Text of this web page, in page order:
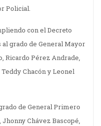
Policial.
con el Decreto
grado de General Mayor
Ricardo Pérez Andrade,
Chacón y Leonel
de General Primero
Chávez Bascopé,